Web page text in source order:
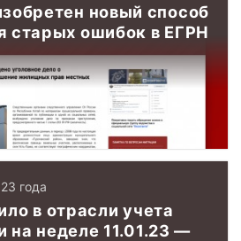
новый способ
старых ошибок в ЕГРН
года
в отрасли учета
на неделе 11.01.23 —